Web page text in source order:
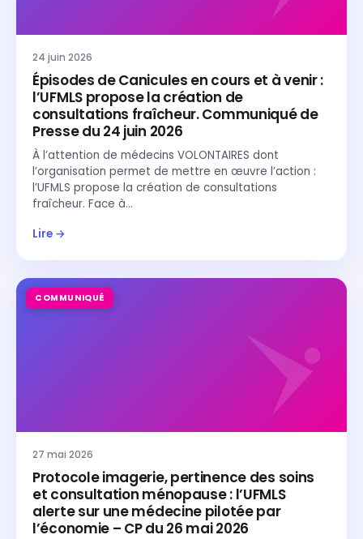
24 juin 2026
Épisodes de Canicules en cours et à venir :
l’UFMLS propose la création de
consultations fraîcheur. Communiqué de
Presse du 24 juin 2026
À l’attention de médecins VOLONTAIRES dont
l’organisation permet de mettre en œuvre l’action :
l’UFMLS propose la création de consultations
fraîcheur. Face à…
Lire →
COMMUNIQUÉ
27 mai 2026
Protocole imagerie, pertinence des soins
et consultation ménopause : l’UFMLS
alerte sur une médecine pilotée par
l’économie – CP du 26 mai 2026